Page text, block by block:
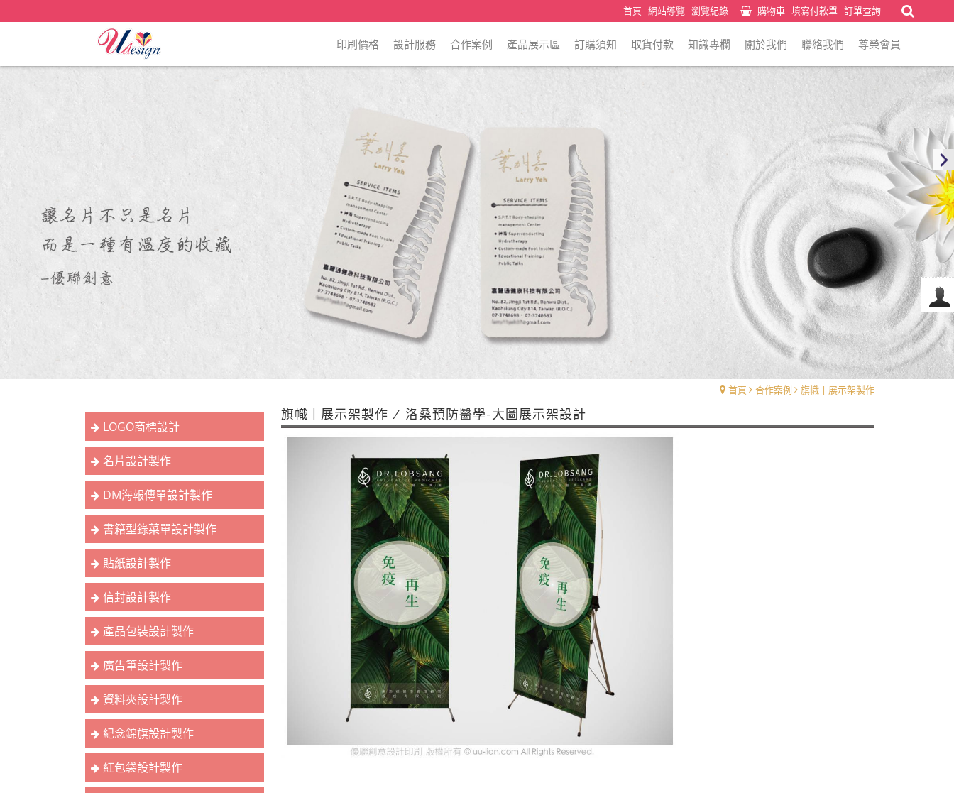
首頁 網站導覽 瀏覽紀錄 購物車 填寫付款單 訂單查詢
印刷價格 設計服務 合作案例 產品展示區 訂購須知 取貨付款 知識專欄 關於我們 聯絡我們 尊榮會員
首頁 合作案例 旗幟 | 展示架製作
LOGO商標設計
名片設計製作
DM海報傳單設計製作
書籍型錄菜單設計製作
貼紙設計製作
信封設計製作
產品包裝設計製作
廣告筆設計製作
資料夾設計製作
紀念錦旗設計製作
紅包袋設計製作
旗幟 | 展示架製作 / 洛桑預防醫學-大圖展示架設計